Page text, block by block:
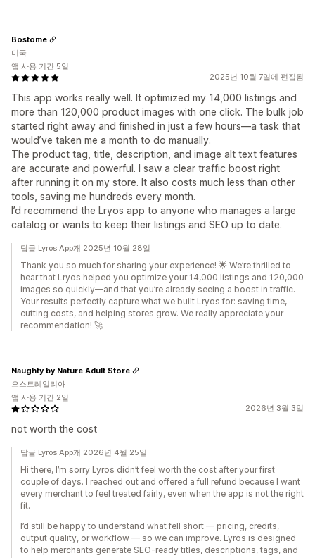
2025년 10월 7일에 편집됨
This app works really well. It optimized my 14,000 listings and
more than 120,000 product images with one click. The bulk job
started right away and finished in just a few hours—a task that
would’ve taken me a month to do manually.
The product tag, title, description, and image alt text features
are accurate and powerful. I saw a clear traffic boost right
after running it on my store. It also costs much less than other
tools, saving me hundreds every month.
I’d recommend the Lryos app to anyone who manages a large
catalog or wants to keep their listings and SEO up to date.
Bostome
미국
앱 사용 기간 5일
답글 Lyros App개 2025년 10월 28일
Thank you so much for sharing your experience! 🌟 We’re thrilled to
hear that Lryos helped you optimize your 14,000 listings and 120,000
images so quickly—and that you’re already seeing a boost in traffic.
Your results perfectly capture what we built Lryos for: saving time,
cutting costs, and helping stores grow. We really appreciate your
recommendation! 🚀
2026년 3월 3일
not worth the cost
Naughty by Nature Adult Store
오스트레일리아
앱 사용 기간 2일
답글 Lyros App개 2026년 4월 25일
Hi there, I’m sorry Lyros didn’t feel worth the cost after your first
couple of days. I reached out and offered a full refund because I want
every merchant to feel treated fairly, even when the app is not the right
fit.
I’d still be happy to understand what fell short — pricing, credits,
output quality, or workflow — so we can improve. Lyros is designed
to help merchants generate SEO-ready titles, descriptions, tags, and